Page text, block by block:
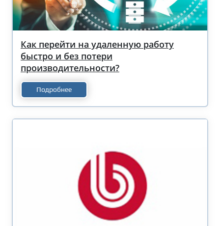
Как перейти на удаленную работу
быстро и без потери
производительности?
Подробнее